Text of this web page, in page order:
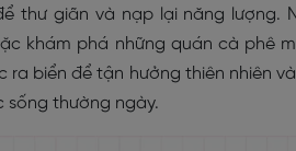
thư giãn và nạp lại năng lượng.
khám phá những quán cà phê
ra biển để tận hưởng thiên nhiên
sống thường ngày.